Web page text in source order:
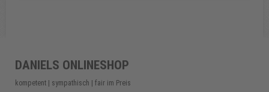
ab 2,25 €
DANIELS ONLINESHOP
kompetent | sympathisch | fair im Preis